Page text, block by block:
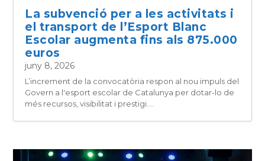
La subvenció per a les activitats i
el transport de l’Esport Blanc
Escolar augmenta fins als 875.000
euros
juny 8, 2026
L’increment de la convocatòria respon al nou impuls del
Govern a l'esport escolar de Catalunya per dotar-lo de
més recursos, visibilitat i prestigi....